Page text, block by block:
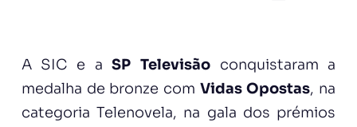
A SIC e aSP Televisãoconquistaram a
medalha de bronze com Vidas Opostas, na
categoria Telenovela, na gala dos prémios